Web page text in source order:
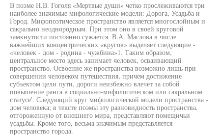
В поэме Н.В. Гоголя «Мертвые души» четко прослеживаются три
наиболее значимые мифологические модели: Дорога, Усадьба и
Город. Мифопоэтическое пространство является многослойным и
сакрально неоднородным. При этом оно в своей круговой
замкнутости постоянно сужается. В.А. Маслова в числе
важнейших концентрических «кругов» выделяет следующие -
«человек - дом - родина - чужбина»1. Таким образом,
центральное место здесь занимает человек, осваивающий
пространство. Освоение же пространства возможно лишь при
совершении человеком путешествия, причем достижение
субъектом цели пути, дороги неизбежно влечет за собой
повышение ранга в социально-мифологическом или сакральном
статусе'. Следующий круг мифологической модели пространства -
дом человека; в тексте поэмы эту разновидность пространства,
отгороженную от внешнего мира, представляют помещичьи
усадьбы. Кроме того, весьма значимым представляется
пространство города.